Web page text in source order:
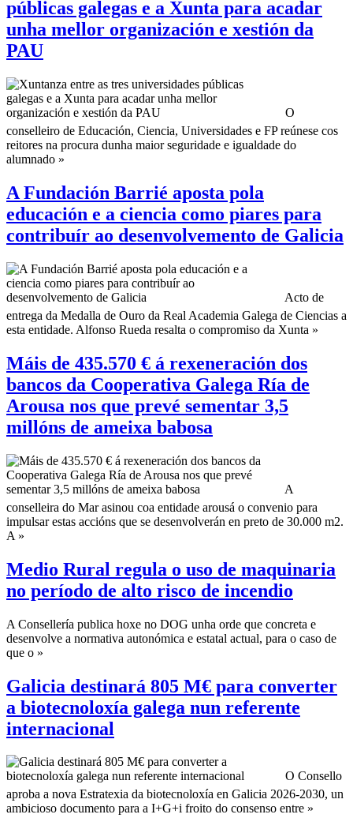
públicas galegas e a Xunta para acadar
unha mellor organización e xestión da
PAU
O
conselleiro de Educación, Ciencia, Universidades e FP reúnese cos
reitores na procura dunha maior seguridade e igualdade do
alumnado »
A Fundación Barrié aposta pola
educación e a ciencia como piares para
contribuír ao desenvolvemento de Galicia
Acto de
entrega da Medalla de Ouro da Real Academia Galega de Ciencias a
esta entidade. Alfonso Rueda resalta o compromiso da Xunta »
Máis de 435.570 € á rexeneración dos
bancos da Cooperativa Galega Ría de
Arousa nos que prevé sementar 3,5
millóns de ameixa babosa
A
conselleira do Mar asinou coa entidade arousá o convenio para
impulsar estas accións que se desenvolverán en preto de 30.000 m2.
A »
Medio Rural regula o uso de maquinaria
no período de alto risco de incendio
A Consellería publica hoxe no DOG unha orde que concreta e
desenvolve a normativa autonómica e estatal actual, para o caso de
que o »
Galicia destinará 805 M€ para converter
a biotecnoloxía galega nun referente
internacional
O Consello
aproba a nova Estratexia da biotecnoloxía en Galicia 2026-2030, un
ambicioso documento para a I+G+i froito do consenso entre »